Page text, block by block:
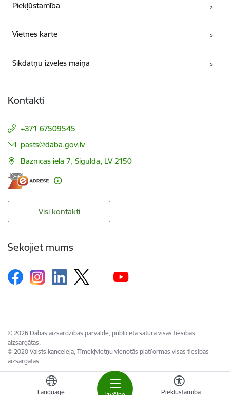
Language Piekļūstamība
Piekļūstamība
Vietnes karte
Sīkdatņu izvēles maiņa
Kontakti
+371 67509545
E-pasts:
pasts@daba.gov.lv
Baznīcas iela 7, Sigulda, LV 2150
Visi kontakti
Sekojiet mums
© 2026 Dabas aizsardzības pārvalde, publicētā satura visas tiesības
aizsargātas.
© 2020 Valsts kanceleja, Tīmekļvietņu vienotās platformas visas tiesības
aizsargātas.